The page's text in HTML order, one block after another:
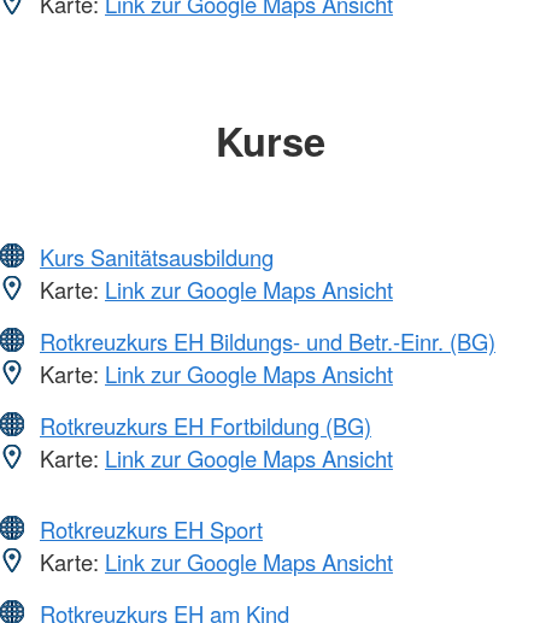
Kurse
Kurs Sanitätsausbildung
Karte: Link zur Google Maps Ansicht
Rotkreuzkurs EH Bildungs- und Betr.-Einr. (BG)
Karte: Link zur Google Maps Ansicht
Rotkreuzkurs EH Fortbildung (BG)
Karte: Link zur Google Maps Ansicht
Rotkreuzkurs EH Sport
Karte: Link zur Google Maps Ansicht
Rotkreuzkurs EH am Kind